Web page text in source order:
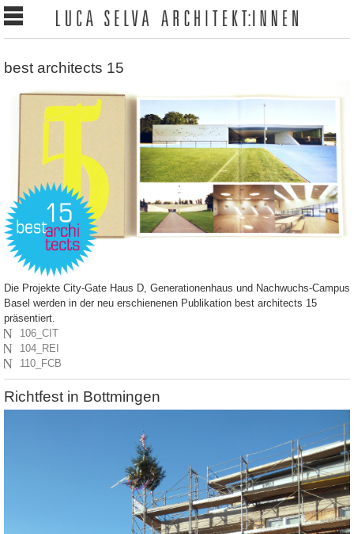
best architects 15
Die Projekte City-Gate Haus D, Generationenhaus und Nachwuchs-Campus
Basel werden in der neu erschienenen Publikation best architects 15
präsentiert.
N 106_CIT
N 104_REI
N 110_FCB
Richtfest in Bottmingen